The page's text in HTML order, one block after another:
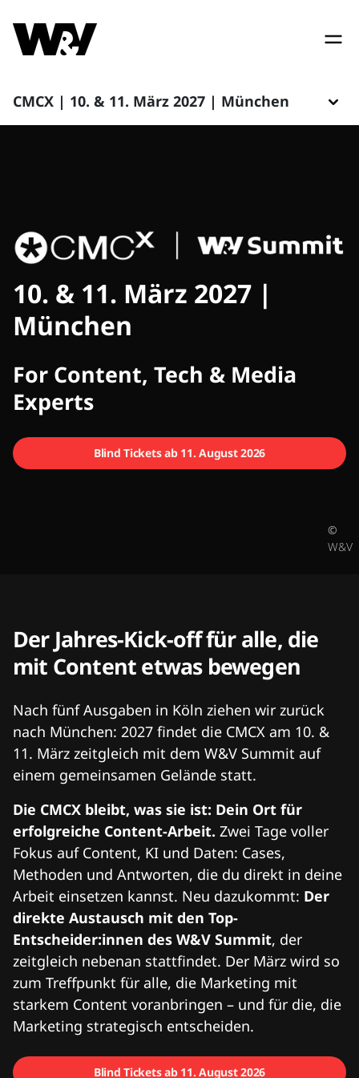
CMCX | 10. & 11. März 2027 | München
CMCX
10. & 11. März 2027 |
München
For Content, Tech & Media
Experts
Blind Tickets ab 11. August 2026
©
W&V
Der Jahres-Kick-off für alle, die
mit Content etwas bewegen
Nach fünf Ausgaben in Köln ziehen wir zurück
nach München: 2027 findet die CMCX am 10. &
11. März zeitgleich mit dem W&V Summit auf
einem gemeinsamen Gelände statt.
Die CMCX bleibt, was sie ist: Dein Ort für
erfolgreiche Content-Arbeit. Zwei Tage voller
Fokus auf Content, KI und Daten: Cases,
Methoden und Antworten, die du direkt in deine
Arbeit einsetzen kannst. Neu dazukommt: Der
direkte Austausch mit den Top-
Entscheider:innen des W&V Summit, der
zeitgleich nebenan stattfindet. Der März wird so
zum Treffpunkt für alle, die Marketing mit
starkem Content voranbringen – und für die, die
Marketing strategisch entscheiden.
Blind Tickets ab 11. August 2026